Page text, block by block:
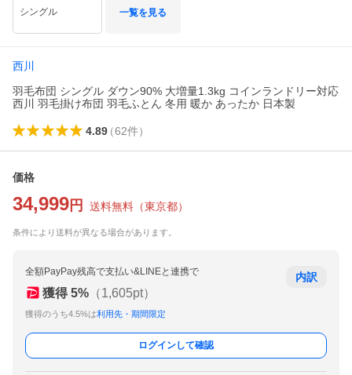
シングル 一覧を見る
西川
羽毛布団 シングル ダウン90% 大増量1.3kg コインランドリー対応
西川 羽毛掛け布団 羽毛ふとん 冬用 暖か あったか 日本製
4.89（62件）
価格
34,999 円 送料無料 （東京都）
条件により送料が異なる場合があります。
全額PayPay残高で支払い&LINEと連携で
獲得 5% （1,605pt）
獲得のうち4.5%は利用先・期間限定
内訳
ログインして確認